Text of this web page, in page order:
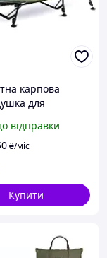
карпова
для
з макс.
160 кг
відправки
₴/міс
Купити